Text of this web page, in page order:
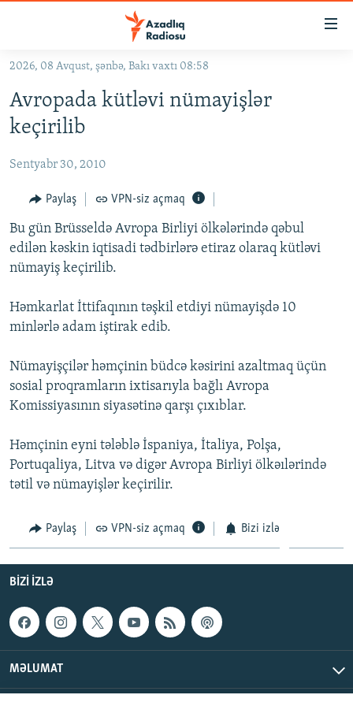
Əsas
qayıt
Əsas
naviqasiyaya
qayıt
#İZAHLA
KORRUPSIOMETR
#ƏSLINDƏ
FƏRQƏ BAX
QANUNI DOĞRU
ARAŞDIRMA
VIDEO
İNFOQRAFIKA
KARIKATURA
RADIO ARXIV
AZƏRBAYCAN ƏDƏBIYYATI KITABXANASI
İSLAM VƏ DEMOKRATIYA
MISSIYAMIZ
PEŞƏ ETIKASI VƏ JURNALISTIKA STANDARTLARIMIZ
AZADLIQRADIOSU MOBIL TELEFONUNUZDA
BIZIMLƏ ƏLAQƏ
BIZI IZLƏ
RFE/RL-in bütün saytları
2026, 08 Avqust, şənbə, Bakı vaxtı 08:58
Avropada kütləvi nümayişlər
keçirilib
Sentyabr 30, 2010
Paylaş VPN-siz açmaq
Bu gün Brüsseldə Avropa Birliyi ölkələrində qəbul
edilən kəskin iqtisadi tədbirlərə etiraz olaraq kütləvi
nümayiş keçirilib.
Həmkarlat İttifaqının təşkil etdiyi nümayişdə 10
minlərlə adam iştirak edib.
Nümayişçilər həmçinin büdcə kəsirini azaltmaq üçün
sosial proqramların ixtisarıyla bağlı Avropa
Komissiyasının siyasətinə qarşı çıxıblar.
Həmçinin eyni tələblə İspaniya, İtaliya, Polşa,
Portuqaliya, Litva və digər Avropa Birliyi ölkəılərində
tətil və nümayişlər keçirilir.
Paylaş VPN-siz açmaq Bizi izlə
BIZI IZLƏ
MƏLUMAT